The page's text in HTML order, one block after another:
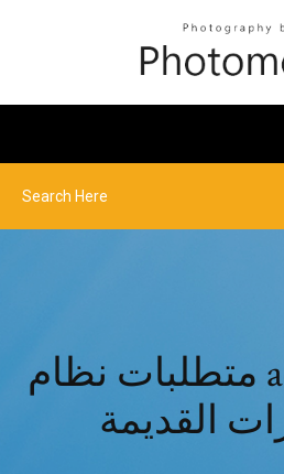
متطلبات نظام adobe لتنزيل
القديمة